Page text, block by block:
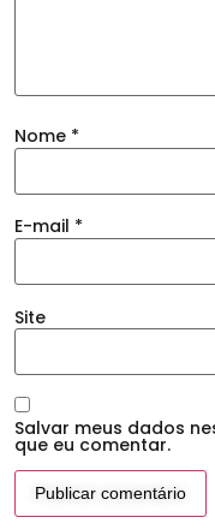
Nome *
E-mail *
Site
Salvar meus dados
que eu comentar.